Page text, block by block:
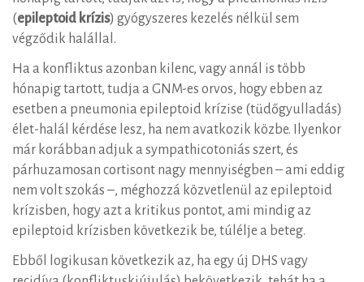
(epileptoid krízis) gyógyszeres kezelés nélkül sem
végződik halállal.
Ha a konfliktus azonban kilenc, vagy annál is több
hónapig tartott, tudja a GNM-es orvos, hogy ebben az
esetben a pneumonia epileptoid krízise (tüdőgyulladás)
élet-halál kérdése lesz, ha nem avatkozik közbe. Ilyenkor
már korábban adjuk a sympathicotoniás szert, és
párhuzamosan cortisont nagy mennyiségben – ami eddig
nem volt szokás –, méghozzá közvetlenül az epileptoid
krízisben, hogy azt a kritikus pontot, ami mindig az
epileptoid krízisben következik be, túlélje a beteg.
Ebből logikusan következik az, ha egy új DHS vagy